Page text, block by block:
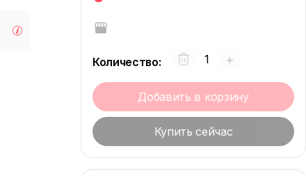
Количество: +
Добавить в корзину
Купить сейчас